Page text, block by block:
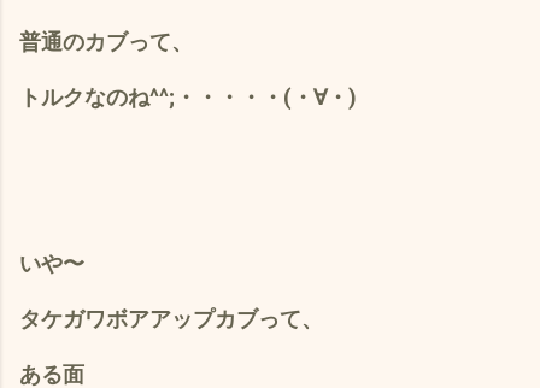
普通のカブって、
トルクなのね^^;・・・・・(・∀・)
いや〜
タケガワボアアップカブって、
ある面